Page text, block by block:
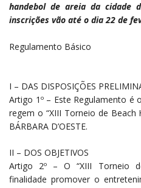
handebol de areia da cidade
inscrições vão até o dia 22 de
Regulamento Básico
I – DAS DISPOSIÇÕES
Artigo 1º – Este Regulamento é
regem o “XIII Torneio de Beach
BÁRBARA D’OESTE.
II – DOS OBJETIVOS
Artigo 2º – O “XIII Torneio
finalidade promover o